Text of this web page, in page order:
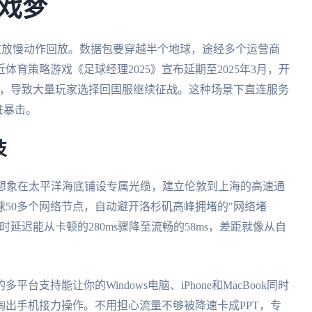
梦
慢动作回放。数据包要穿越半个地球，途经多个运营商
育策略游戏《足球经理2025》宣布延期至2025年3月，开
导致大量玩家选择回国服继续征战。这种场景下直连服务
击。
在太平洋海底铺设专属光缆，建立伦敦到上海的高速通
多个网络节点，自动避开洛杉矶高峰拥堵的"网络堵
迟能从卡顿的280ms骤降至流畅的58ms，差距就像从自
平台支持能让你的Windows电脑、iPhone和MacBook同时
手机接力操作。不用担心流量不够被降速卡成PPT，专